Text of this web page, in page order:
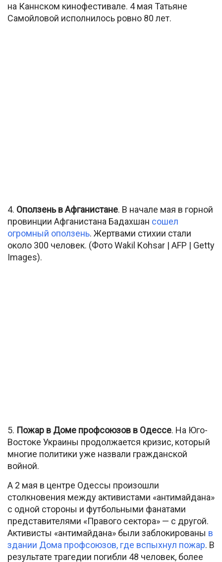
на Каннском кинофестивале. 4 мая Татьяне
Самойловой исполнилось ровно 80 лет.
4. Оползень в Афганистане. В начале мая в горной
провинции Афганистана Бадахшан сошел
огромный оползень. Жертвами стихии стали
около 300 человек. (Фото Wakil Kohsar | AFP | Getty
Images).
5. Пожар в Доме профсоюзов в Одессе. На Юго-
Востоке Украины продолжается кризис, который
многие политики уже назвали гражданской
войной.
А 2 мая в центре Одессы произошли
столкновения между активистами «антимайдана»
с одной стороны и футбольными фанатами
представителями «Правого сектора» — с другой.
Активисты «антимайдана» были заблокированы в
здании Дома профсоюзов, где вспыхнул пожар. В
результате трагедии погибли 48 человек, более